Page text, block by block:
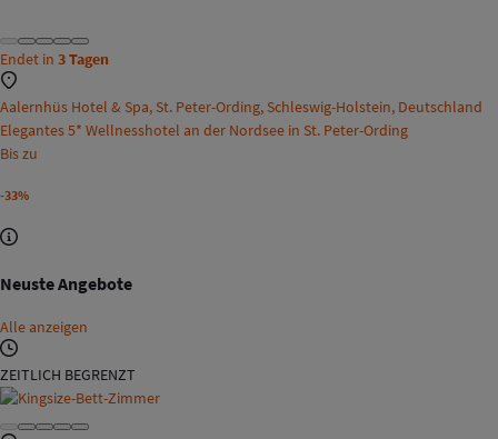
Endet in 3 Tagen
Aalernhüs Hotel & Spa, St. Peter-Ording, Schleswig-Holstein, Deutschland
Elegantes 5* Wellnesshotel an der Nordsee in St. Peter-Ording
Bis zu
-33%
Neuste Angebote
Alle anzeigen
ZEITLICH BEGRENZT